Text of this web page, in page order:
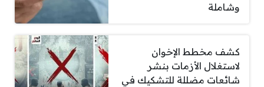
وشاملة
كشف مخطط الإخوان
لاستغلال الأزمات بنشر
شائعات مضللة للتشكيك في